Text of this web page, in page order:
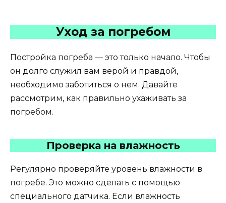
Уход за погребом
Постройка погреба — это только начало. Чтобы
он долго служил вам верой и правдой,
необходимо заботиться о нем. Давайте
рассмотрим, как правильно ухаживать за
погребом.
Проверка на влажность
Регулярно проверяйте уровень влажности в
погребе. Это можно сделать с помощью
специального датчика. Если влажность